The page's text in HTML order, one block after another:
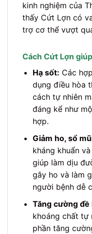
kinh nghiệm của
thấy Cứt Lợn có
trợ cơ thể vượt
Cách Cứt Lợn
Hạ sốt: Các
dụng điều hòa
cách tự nhiên
đáng kể như
hợp.
Giảm ho, sổ
kháng khuẩn
giúp làm dịu
gây ho và làm
người bệnh dễ
Tăng cường đề
khoáng chất tự
phần tăng